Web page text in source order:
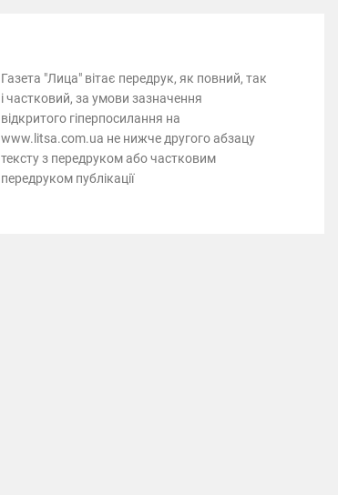
Газета "Лица" вітає передрук, як повний, так
і частковий, за умови зазначення
відкритого гіперпосилання на
www.litsa.com.ua не нижче другого абзацу
тексту з передруком або частковим
передруком публікації